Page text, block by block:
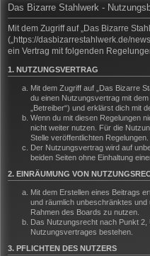
Das Bizarre Stahlwerk -
Mit dem Zugriff auf „Das Bizarre
(„https://dasbizarrestahlwerk.de/
ein Vertrag mit folgenden
1. NUTZUNGSVERTRAG
Mit dem Zugriff auf „Das Bizarre
du einen Nutzungsvertrag mit
„Betreiber“) und erklärst dich mit
Wenn du mit diesen Regelungen
nicht weiter nutzen. Für die
Stelle veröffentlichten Regelungen.
Der Nutzungsvertrag wird auf
beiden Seiten ohne Einhaltung
2. EINRÄUMUNG VON
Mit dem Erstellen eines Beitrags
und räumlich unbeschränktes und
Rahmen des Boards zu nutzen.
Das Nutzungsrecht nach Punkt 2,
Nutzungsvertrages bestehen.
3. PFLICHTEN DES NUTZERS